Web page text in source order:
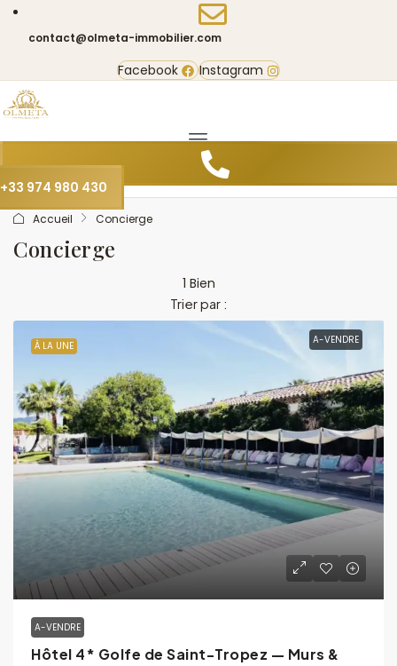
contact@olmeta-immobilier.com
Facebook Instagram
+33 974 980 430
Accueil Concierge
Concierge
1 Bien
Trier par :
À LA UNE A-VENDRE
A-VENDRE
Hôtel 4* Golfe de Saint-Tropez — Murs &